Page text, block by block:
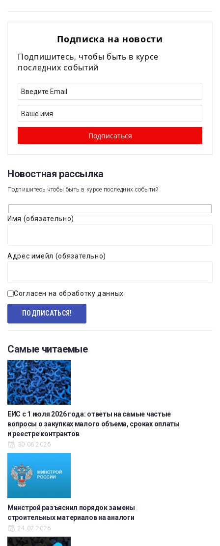
Подписка на новости
Подпишитесь, чтобы быть в курсе
последних событий
Новостная рассылка​
Подпишитесь чтобы быть в курсе последних событий
Имя (обязательно)
Адрес имейл (обязательно)
Согласен на обработку данных
Самые читаемые
ЕИС с 1 июля 2026 года: ответы на самые частые
вопросы о закупках малого объема, сроках оплаты
и реестре контрактов
30.06.2026
Минстрой разъяснил порядок замены
строительных материалов на аналоги
24.07.2026